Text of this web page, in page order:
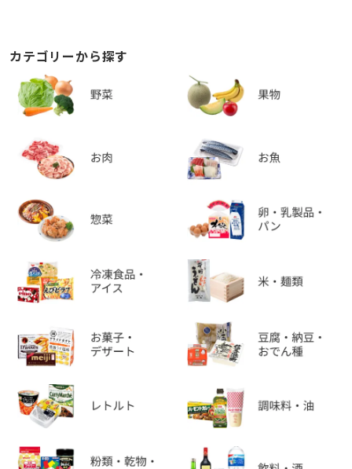
カテゴリーから探す